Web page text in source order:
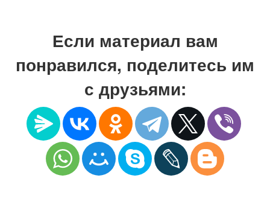
Если материал вам
понравился, поделитесь им
с друзьями: